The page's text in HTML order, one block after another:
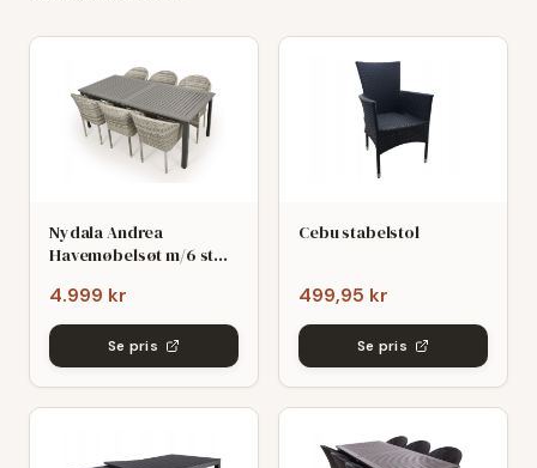
Nydala Andrea
Havemøbelsøt m/6 stole
grø
4.999 kr
Se pris
Cebu stabelstol
499,95 kr
Se pris